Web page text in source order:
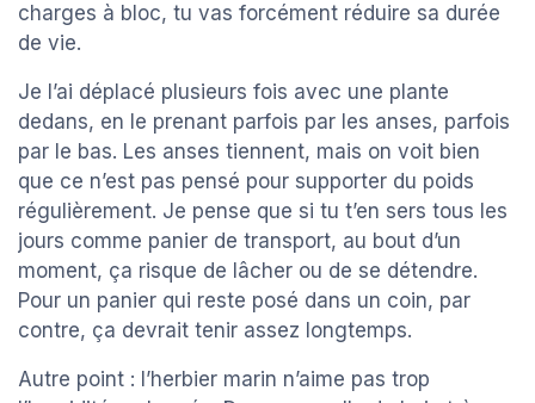
charges à bloc, tu vas forcément réduire sa durée
de vie.
Je l’ai déplacé plusieurs fois avec une plante
dedans, en le prenant parfois par les anses, parfois
par le bas. Les anses tiennent, mais on voit bien
que ce n’est pas pensé pour supporter du poids
régulièrement. Je pense que si tu t’en sers tous les
jours comme panier de transport, au bout d’un
moment, ça risque de lâcher ou de se détendre.
Pour un panier qui reste posé dans un coin, par
contre, ça devrait tenir assez longtemps.
Autre point : l’herbier marin n’aime pas trop